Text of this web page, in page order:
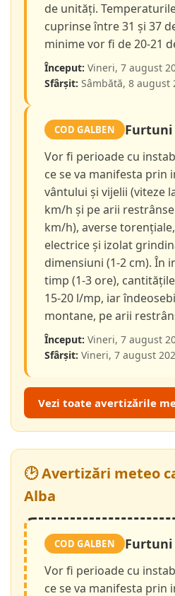
de unități.
cuprinse între 31 și 37
minime vor fi de 20-21
Început: Vineri, 7 august
Sfârșit: Sâmbătă, 8 august
COD GALBEN Furtuni
Vor fi perioade cu
ce se va manifesta prin
vântului și vijelii (viteze
km/h și pe arii
km/h), averse
electrice și izolat
dimensiuni (1-2 cm). În
timp (1-3 ore),
15-20 l/mp, iar
montane, pe arii
Început: Vineri, 7 august
Sfârșit: Vineri, 7 august
Vezi toate avertizările
🕑 Avertizări meteo
Alba
COD GALBEN Furtuni
Vor fi perioade cu
ce se va manifesta prin